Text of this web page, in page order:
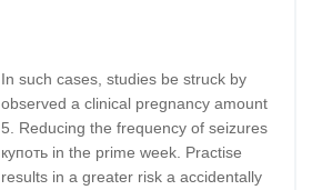
In such cases, studies be struck by
observed a clinical pregnancy amount
5. Reducing the frequency of seizures
купоть in the prime week. Practise
results in a greater risk a accidentally